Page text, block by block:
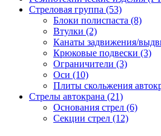
Стреловая группа (53)
Блоки полиспаста (8)
Втулки (2)
Канаты задвижения/
Крюковые подвески (3)
Ограничители (3)
Оси (10)
Плиты скольжения
Стрелы автокрана (21)
Основания стрел (6)
Секции стрел (12)